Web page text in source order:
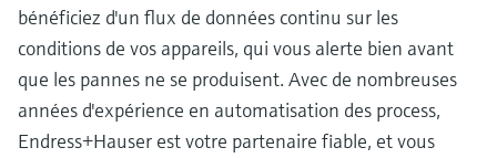
bénéficiez d'un flux de données continu sur les
conditions de vos appareils, qui vous alerte bien avant
que les pannes ne se produisent. Avec de nombreuses
années d'expérience en automatisation des process,
Endress+Hauser est votre partenaire fiable, et vous